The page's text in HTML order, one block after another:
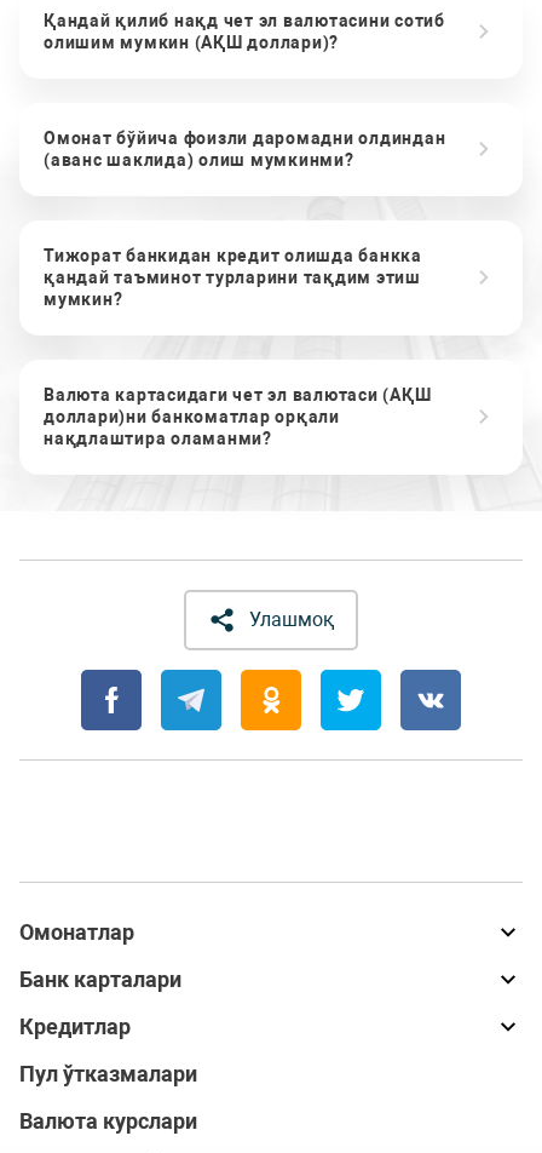
Қандай қилиб нақд чет эл валютасини сотиб
олишим мумкин (АҚШ доллари)?
Омонат бўйича фоизли даромадни олдиндан
(аванс шаклида) олиш мумкинми?
Тижорат банкидан кредит олишда банкка
қандай таъминот турларини тақдим этиш
мумкин?
Валюта картасидаги чет эл валютаси (АҚШ
доллари)ни банкоматлар орқали
нақдлаштира оламанми?
Улашмоқ
Омонатлар
Банк карталари
Кредитлар
Пул ўтказмалари
Валюта курслари